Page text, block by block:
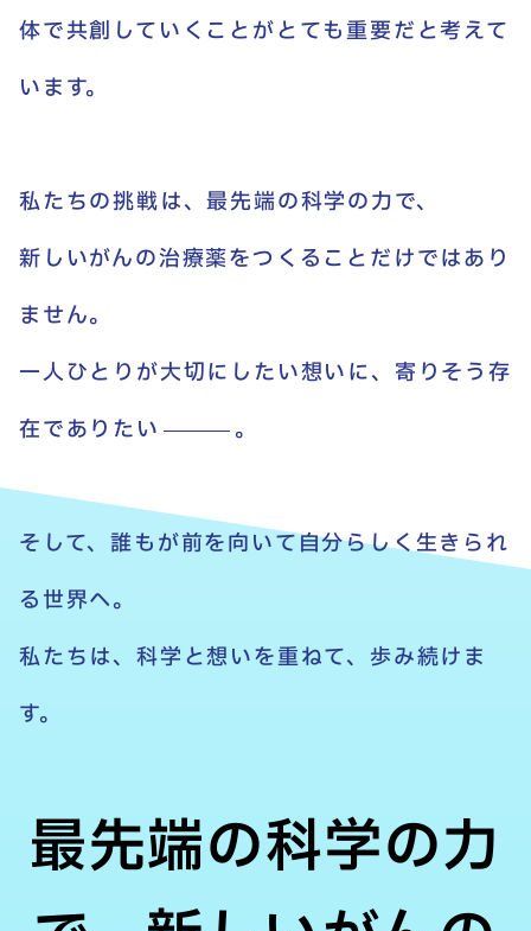
体で共創していくことがとても重要だと考えて
います。
私たちの挑戦は、最先端の科学の力で、
新しいがんの治療薬をつくることだけではあり
ません。
一人ひとりが大切にしたい想いに、寄りそう存
在でありたい 。
そして、誰もが前を向いて自分らしく生きられ
る世界へ。
私たちは、科学と想いを重ねて、歩み続けま
す。
最先端の科学の力